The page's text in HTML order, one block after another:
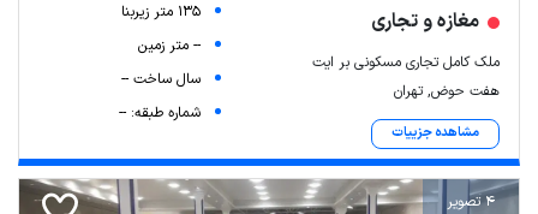
مغازه و تجاری
ملک کامل تجاری مسکونی بر ایت
هفت حوض, تهران
مشاهده جزییات
135 متر زیربنا
-- متر زمین
سال ساخت --
شماره طبقه: --
4 تصویر